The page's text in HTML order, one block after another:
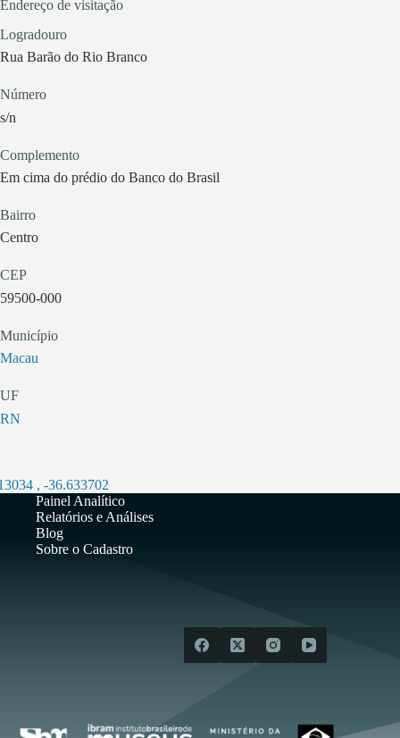
Endereço de visitação
Logradouro
Rua Barão do Rio Branco
Número
s/n
Complemento
Em cima do prédio do Banco do Brasil
Bairro
Centro
CEP
59500-000
Município
Macau
UF
RN
, -36.633702
Painel Analítico
Relatórios e Análises
Blog
Sobre o Cadastro